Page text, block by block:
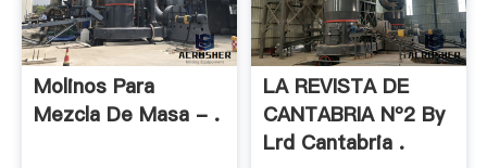
Molinos Para
Mezcla De Masa - .
LA REVISTA DE
CANTABRIA Nº2 By
Lrd Cantabria .